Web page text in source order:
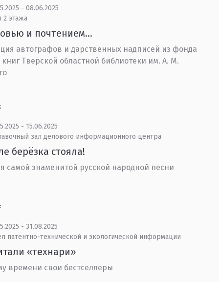
- 08.06.2025
2 этажа
и почтением…
автографов и дарственных надписей из фонда
книг Тверской областной библиотеки им. А. М.
- 15.06.2025
зал делового информационного центра
берёзка стояла!
самой знаменитой русской народной песни
- 31.08.2025
патентно-технической и экологической информации
«технари»
времени свои бестселлеры